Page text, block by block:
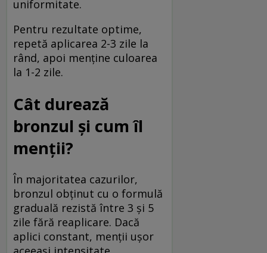
uniformitate.
Pentru rezultate optime,
repetă aplicarea 2-3 zile la
rând, apoi menține culoarea
la 1-2 zile.
Cât durează
bronzul și cum îl
menții?
În majoritatea cazurilor,
bronzul obținut cu o formulă
graduală rezistă între 3 și 5
zile fără reaplicare. Dacă
aplici constant, menții ușor